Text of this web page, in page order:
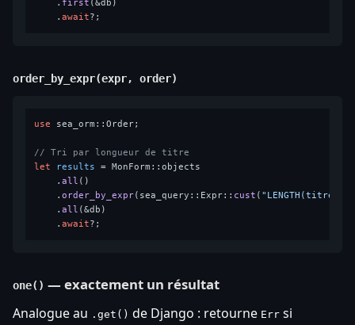
    .
first (&db)
    .
await
order_by_expr(expr, order)
use sea_orm::Order;
// Tri par longueur de titre
let
results = MonForm::objects
    .
all ()
    .
order_by_expr(sea_query::Expr:: cust ( "LENGTH(titre)"
    .
all (&db)
    .
await
one() — exactement un résultat
Analogue au .get() de Django : retourne Err si